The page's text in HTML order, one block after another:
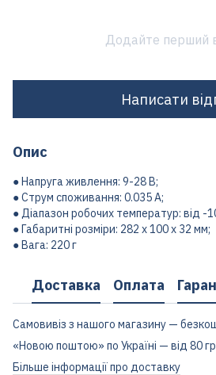
Додайте перший
Написати
Опис
● Напруга живлення: 9-28 В;
● Струм споживання: 0.035 А;
● Діапазон робочих температур: від -
● Габаритні розміри: 282 х 100 х 32 мм;
● Вага: 220 г
Доставка Оплата
Самовивіз з нашого магазину —
«Новою поштою» по Україні — від 80
Більше інформації про доставку